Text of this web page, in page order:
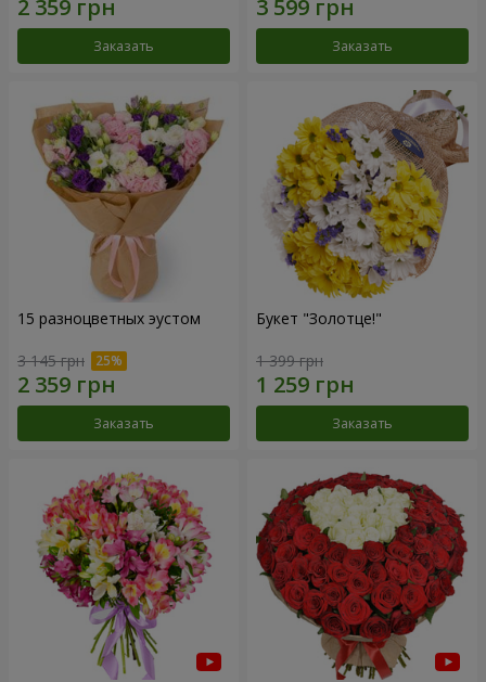
Заказать Заказать
15 разноцветных эустом
3 145 грн
Заказать
Букет "Золотце!"
1 399 грн
Заказать